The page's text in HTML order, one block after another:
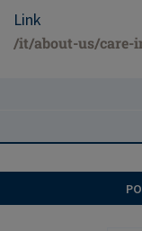
Link
/it/about-us/care-